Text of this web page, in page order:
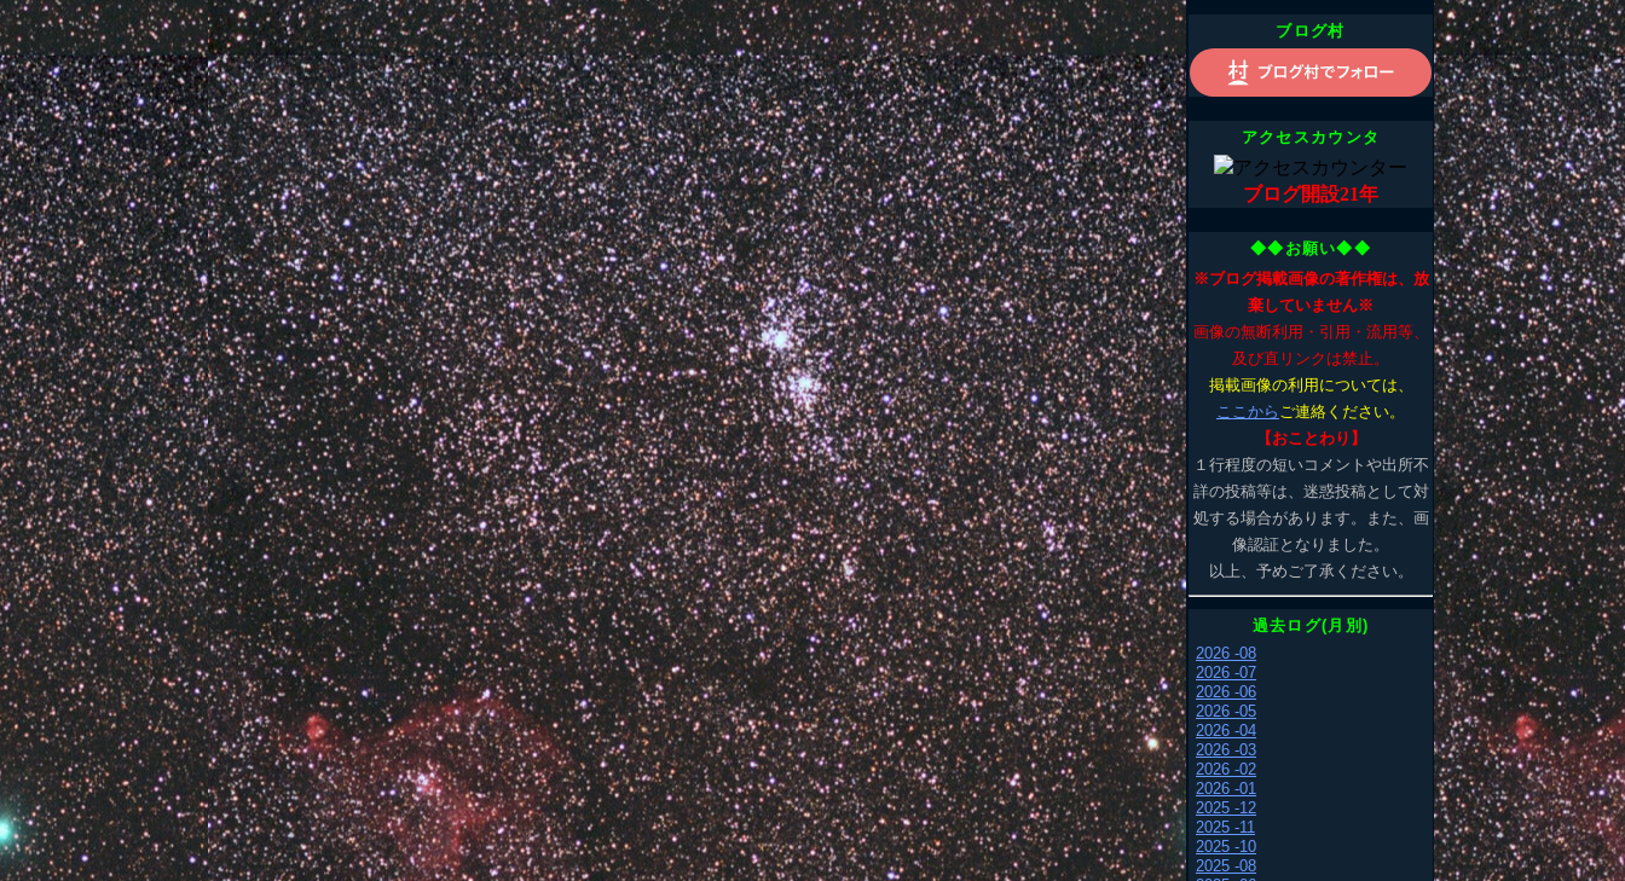
ブログ村
アクセスカウンタ
ブログ開設21年
◆◆お願い◆◆
※ブログ掲載画像の著作権は、放
棄していません※
画像の無断利用・引用・流用等、
及び直リンクは禁止。
掲載画像の利用については、
ここから ご連絡ください。
【おことわり】
１行程度の短いコメントや出所不
詳の投稿等は、迷惑投稿として対
処する場合があります。また、画
像認証となりました。
以上、予めご了承ください。
過去ログ(月別)
2026 -08
2026 -07
2026 -06
2026 -05
2026 -04
2026 -03
2026 -02
2026 -01
2025 -12
2025 -11
2025 -10
2025 -08